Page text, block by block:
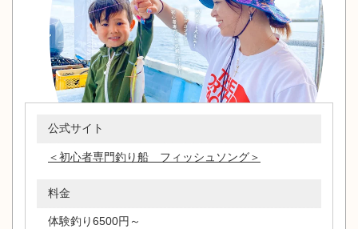
公式サイト
＜初心者専門釣り船 フィッシュソング＞
料金
体験釣り6500円～